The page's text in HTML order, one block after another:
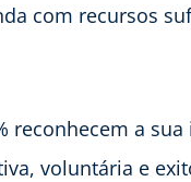
com recursos
reconhecem a
voluntária e